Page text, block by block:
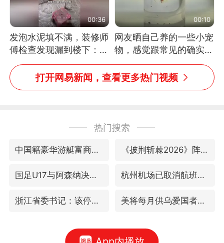
00:36
发泡水泥填不满，装修师
傅检查发现漏到楼下：出
风口未延伸到外墙
00:10
网友晒自己养的一些小宠
物，感觉跟常见的确实有
些不一样
打开网易新闻，查看更多热门视频
热门搜索
中国籍豪华游艇富商之子在泰国被杀 《披荆斩棘2026》阵容官宣
国足U17与阿森纳决赛取消 并列冠军 杭州机场已取消航班388架次
浙江省委书记：该停下的坚决停下来 美将每月供乌爱国者拦截导弹